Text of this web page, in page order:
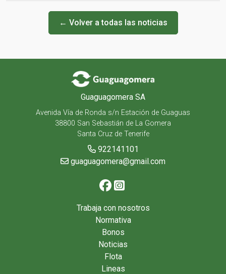
← Volver a todas las noticias
Guaguagomera SA
Avenida Vía de Ronda s/n Estación de Guaguas
38800 San Sebastián de La Gomera
Santa Cruz de Tenerife
922141101
guaguagomera@gmail.com
Trabaja con nosotros
Normativa
Bonos
Noticias
Flota
Lineas